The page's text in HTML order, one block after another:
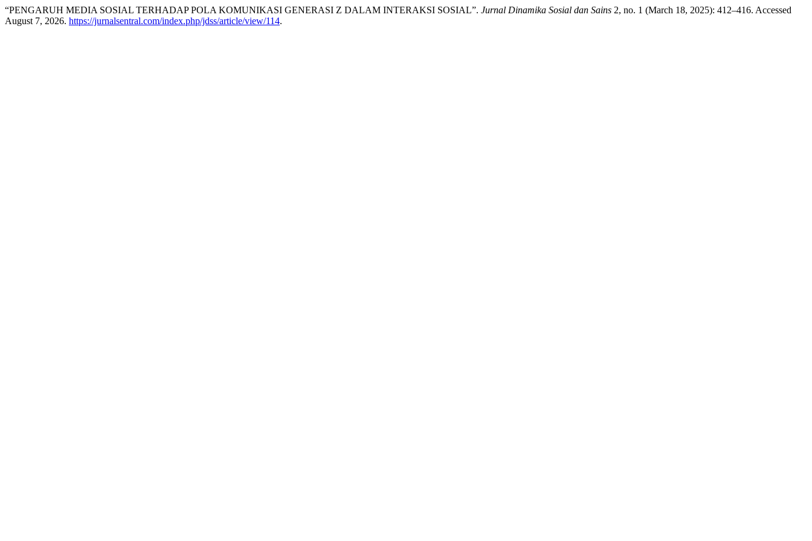
“PENGARUH MEDIA SOSIAL TERHADAP POLA KOMUNIKASI GENERASI Z DALAM INTERAKSI SOSIAL”. Jurnal Dinamika Sosial dan Sains 2, no. 1 (March 18, 2025): 412–416. Accessed
August 7, 2026. https://jurnalsentral.com/index.php/jdss/article/view/114.